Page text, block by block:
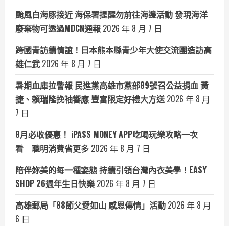
颱風白海豚接近 海保署提醒勿前往海邊活動 發現海洋
廢棄物可透過MDCN通報 2026 年 8 月 7 日
跨國青訪續情誼！日本熊本縣青少年大使交流團造訪高
雄仁武 2026 年 8 月 7 日
暑期血庫拉警報 民進黨高雄市黨部89號召公益捐血 黃
捷、賴瑞隆挽袖響應 豐富限定好禮大方送 2026 年 8 月
7 日
8月必收優惠！ iPASS MONEY APP吃喝玩樂攻略一次
看 聰明消費省更多 2026 年 8 月 7 日
陪伴妳美的每一種姿態 持續引領台灣內衣美學！EASY
SHOP 26週年生日快樂 2026 年 8 月 7 日
高雄郵局「88節父愛如山 感恩傳情」活動 2026 年 8 月
6 日